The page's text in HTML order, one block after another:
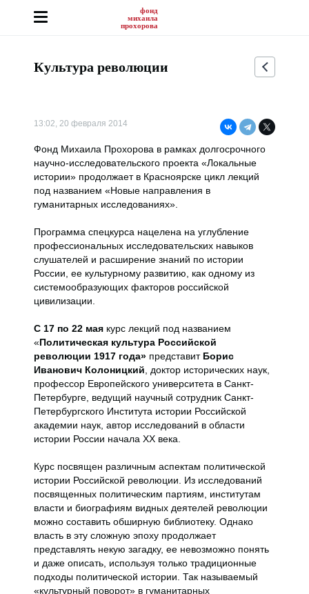
фонд
михаила
прохорова
Культура революции
13:02, 20 февраля 2014
Фонд Михаила Прохорова в рамках долгосрочного
научно-исследовательского проекта «Локальные
истории» продолжает в Красноярске цикл лекций
под названием «Новые направления в
гуманитарных исследованиях».
Программа спецкурса нацелена на углубление
профессиональных исследовательских навыков
слушателей и расширение знаний по истории
России, ее культурному развитию, как одному из
системообразующих факторов российской
цивилизации.
С 17 по 22 мая курс лекций под названием
«Политическая культура Российской
революции 1917 года» представит Борис
Иванович Колоницкий , доктор исторических наук,
профессор Европейского университета в Санкт-
Петербурге, ведущий научный сотрудник Санкт-
Петербургского Института истории Российской
академии наук, автор исследований в области
истории России начала ХХ века.
Курс посвящен различным аспектам политической
истории Российской революции. Из исследований
посвященных политическим партиям, институтам
власти и биографиям видных деятелей революции
можно составить обширную библиотеку. Однако
власть в эту сложную эпоху продолжает
представлять некую загадку, ее невозможно понять
и даже описать, используя только традиционные
подходы политической истории. Так называемый
«культурный поворот» в гуманитарных